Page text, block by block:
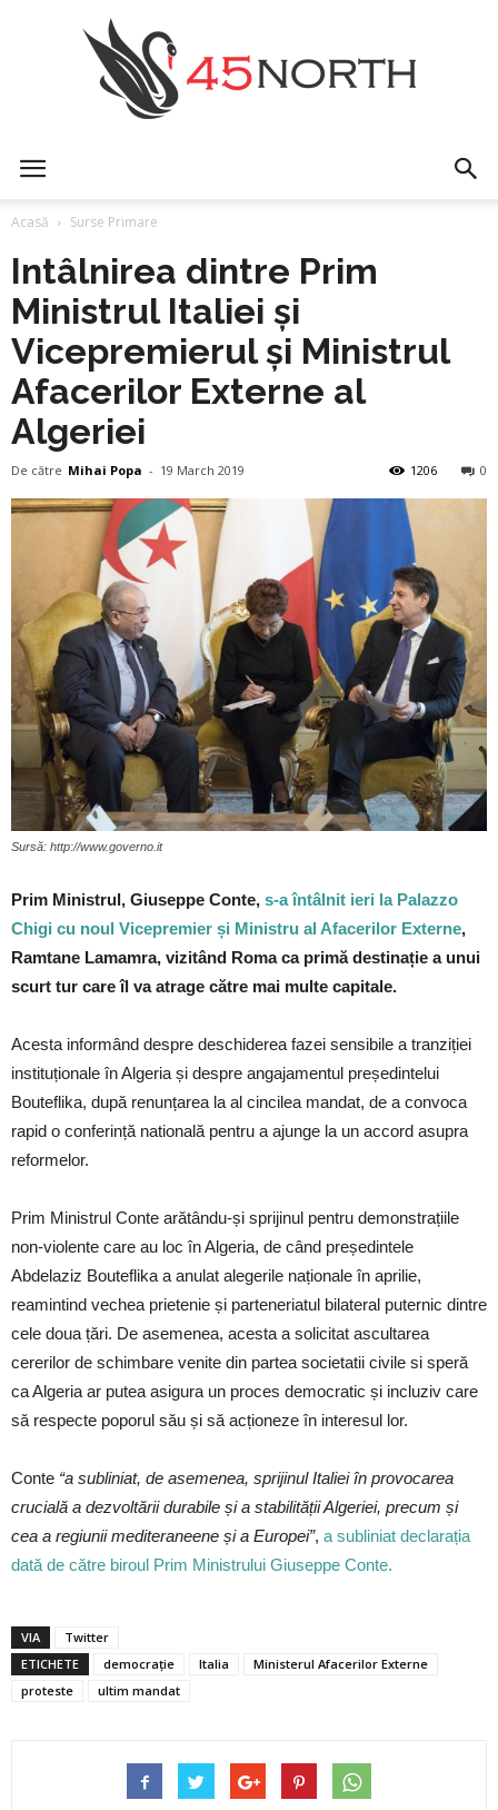
Acasă Surse Primare
Intâlnirea dintre Prim
Ministrul Italiei și
Vicepremierul și Ministrul
Afacerilor Externe al
Algeriei
De către Mihai Popa - 19 March 2019 0
1206
Sursă: http://www.governo.it
Prim Ministrul, Giuseppe Conte, s-a întâlnit ieri la Palazzo
Chigi cu noul Vicepremier și Ministru al Afacerilor Externe,
Ramtane Lamamra, vizitând Roma ca primă destinație a unui
scurt tur care îl va atrage către mai multe capitale.
Acesta informând despre deschiderea fazei sensibile a tranziției
instituționale în Algeria și despre angajamentul președintelui
Bouteflika, după renunțarea la al cincilea mandat, de a convoca
rapid o conferință natională pentru a ajunge la un accord asupra
reformelor.
Prim Ministrul Conte arătându-și sprijinul pentru demonstrațiile
non-violente care au loc în Algeria, de când președintele
Abdelaziz Bouteflika a anulat alegerile naționale în aprilie,
reamintind vechea prietenie și parteneriatul bilateral puternic dintre
cele doua țări. De asemenea, acesta a solicitat ascultarea
cererilor de schimbare venite din partea societatii civile si speră
ca Algeria ar putea asigura un proces democratic și incluziv care
să respecte poporul său și să acționeze în interesul lor.
Conte “a subliniat, de asemenea, sprijinul Italiei în provocarea
crucială a dezvoltării durabile și a stabilității Algeriei, precum și
cea a regiunii mediteraneene și a Europei”, a subliniat declarația
dată de către biroul Prim Ministrului Giuseppe Conte.
VIA
Twitter
ETICHETE
democrație Italia
Ministerul Afacerilor Externe
proteste
ultim mandat